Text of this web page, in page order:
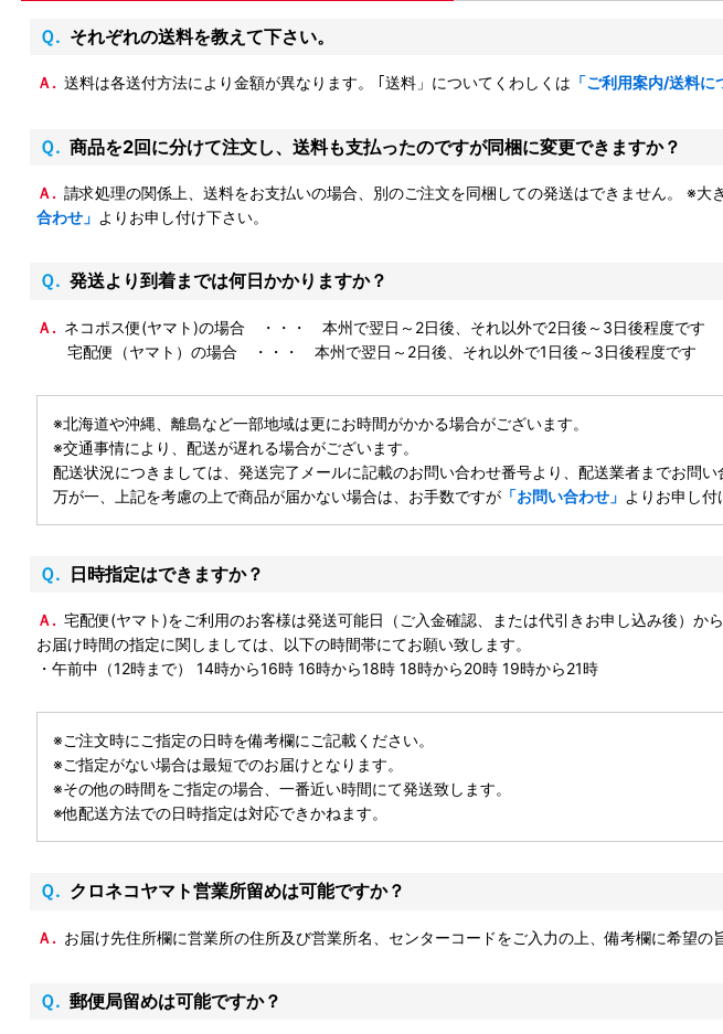
Ｑ.それぞれの送料を教えて下さい。
Ａ.送料は各送付方法により金額が異なります。 ｢送料」についてくわしくは 「ご利用案内/送料に
Ｑ.商品を2回に分けて注文し、送料も支払ったのですが同梱に変更できますか？
Ａ.請求処理の関係上、送料をお支払いの場合、別のご注文を同梱しての発送はできません。
合わせ」 よりお申し付け下さい。
Ｑ.発送より到着までは何日かかりますか？
Ａ.ネコポス便(ヤマト)の場合 ・・・ 本州で翌日～2日後、それ以外で2日後～3日後程度です
宅配便（ヤマト）の場合 ・・・ 本州で翌日～2日後、それ以外で1日後～3日後程度です
※北海道や沖縄、離島など一部地域は更にお時間がかかる場合がございます。
※交通事情により、配送が遅れる場合がございます。
配送状況につきましては、発送完了メールに記載のお問い合わせ番号より、配送業者までお問い
万が一、上記を考慮の上で商品が届かない場合は、お手数ですが 「お問い合わせ」 よりお申し付
Ｑ.日時指定はできますか？
Ａ.宅配便(ヤマト)をご利用のお客様は発送可能日（ご入金確認、または代引きお申し込み後）か
お届け時間の指定に関しましては、以下の時間帯にてお願い致します。
・午前中（12時まで） 14時から16時 16時から18時 18時から20時 19時から21時
※ご注文時にご指定の日時を備考欄にご記載ください。
※ご指定がない場合は最短でのお届けとなります。
※その他の時間をご指定の場合、一番近い時間にて発送致します。
※他配送方法での日時指定は対応できかねます。
Ｑ.クロネコヤマト営業所留めは可能ですか？
Ａ.お届け先住所欄に営業所の住所及び営業所名、センターコードをご入力の上、備考欄に希望
Ｑ.郵便局留めは可能ですか？